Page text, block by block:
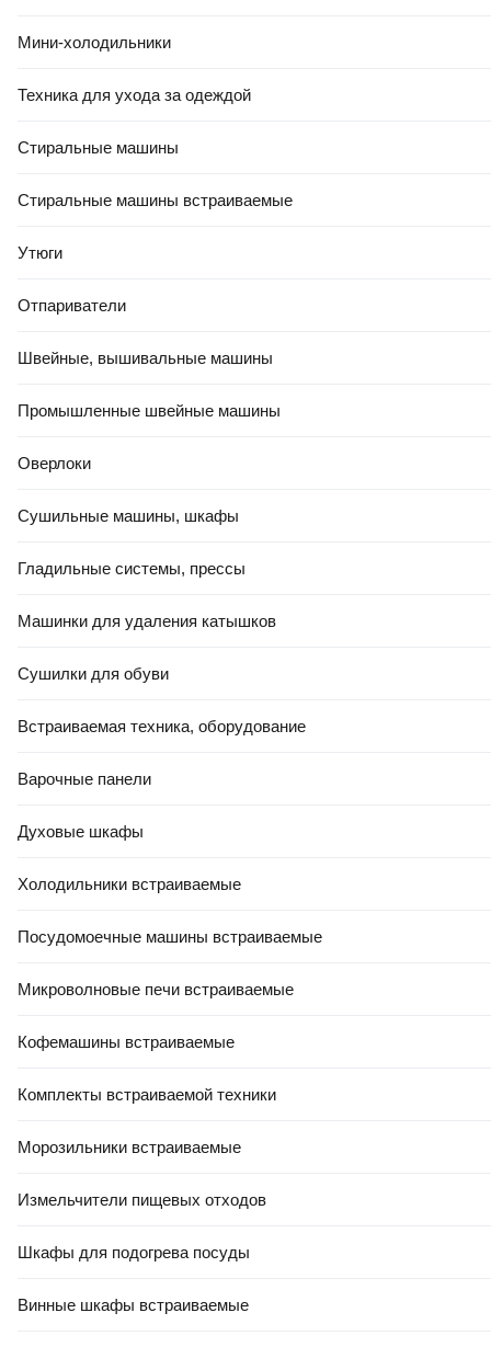
Мини-холодильники
Техника для ухода за одеждой
Стиральные машины
Стиральные машины встраиваемые
Утюги
Отпариватели
Швейные, вышивальные машины
Промышленные швейные машины
Оверлоки
Сушильные машины, шкафы
Гладильные системы, прессы
Машинки для удаления катышков
Сушилки для обуви
Встраиваемая техника, оборудование
Варочные панели
Духовые шкафы
Холодильники встраиваемые
Посудомоечные машины встраиваемые
Микроволновые печи встраиваемые
Кофемашины встраиваемые
Комплекты встраиваемой техники
Морозильники встраиваемые
Измельчители пищевых отходов
Шкафы для подогрева посуды
Винные шкафы встраиваемые